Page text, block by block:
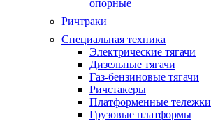
опорные
Ричтраки
Специальная техника
Электрические тягачи
Дизельные тягачи
Газ-бензиновые тягачи
Ричстакеры
Платформенные тележки
Грузовые платформы